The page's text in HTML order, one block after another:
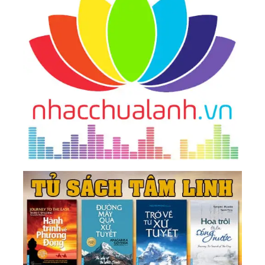
Mỉm Cười Dưới Ánh Mặt Trời, Dũng Cảm Vượt
Qua Mưa Gió